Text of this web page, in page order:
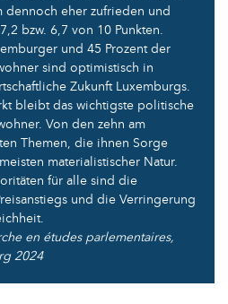
dennoch eher zufrieden und
bzw. 6,7 von 10 Punkten.
und 45 Prozent der
sind optimistisch in
Zukunft Luxemburgs.
bleibt das wichtigste politische
Von den zehn am
Themen, die ihnen Sorge
materialistischer Natur.
für alle sind die
und die Verringerung
en études parlementaires,
2024